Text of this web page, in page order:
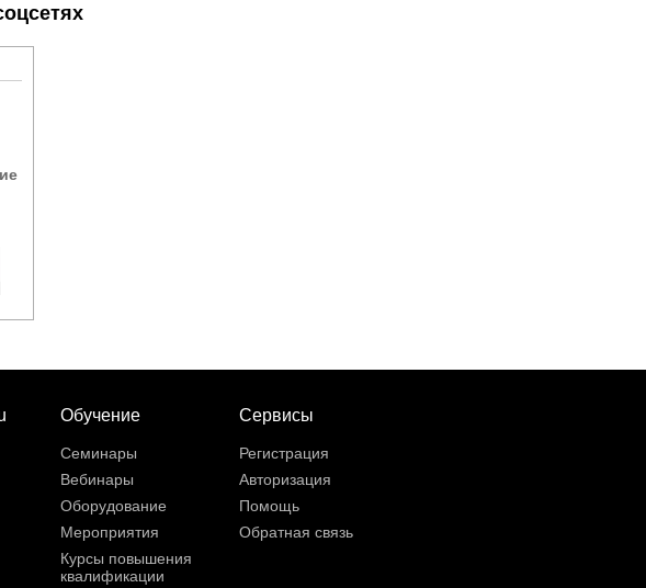
Обучение
Семинары
Вебинары
Оборудование
Мероприятия
Курсы повышения
квалификации
Сервисы
Регистрация
Авторизация
Помощь
Обратная связь